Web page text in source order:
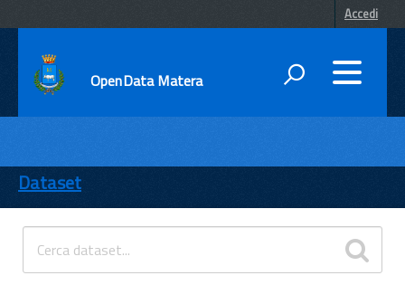
Accedi
OpenData Matera
ENTI
TEMI
INFORMAZIONI
Dataset